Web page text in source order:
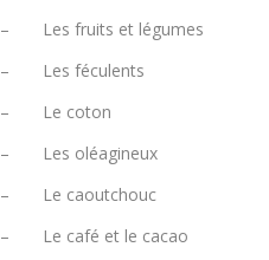
– Les fruits et légumes
– Les féculents
– Le coton
– Les oléagineux
– Le caoutchouc
– Le café et le cacao